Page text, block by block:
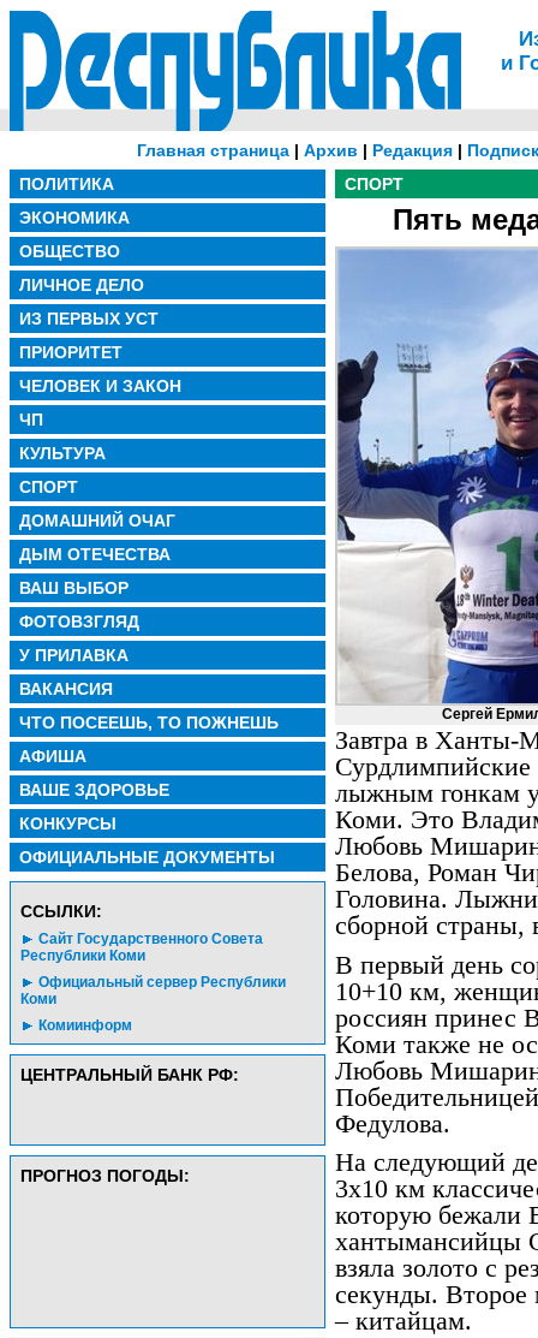
и
Главная страница| Архив | Редакция|
ПОЛИТИКА
ЭКОНОМИКА
ОБЩЕСТВО
ЛИЧНОЕ ДЕЛО
ИЗ ПЕРВЫХ УСТ
ПРИОРИТЕТ
ЧЕЛОВЕК И ЗАКОН
ЧП
КУЛЬТУРА
СПОРТ
ДОМАШНИЙ ОЧАГ
ДЫМ ОТЕЧЕСТВА
ВАШ ВЫБОР
ФОТОВЗГЛЯД
У ПРИЛАВКА
ВАКАНСИЯ
ЧТО ПОСЕЕШЬ, ТО ПОЖНЕШЬ
АФИША
ВАШЕ ЗДОРОВЬЕ
КОНКУРСЫ
ОФИЦИАЛЬНЫЕ ДОКУМЕНТЫ
CСЫЛКИ:
Сайт Государственного Совета
Республики Коми
Официальный сервер Республики
Коми
Комиинформ
ЦЕНТРАЛЬНЫЙ БАНК РФ:
ПРОГНОЗ ПОГОДЫ:
СПОРТ
Пять
Сергей
Завтра в Ханты-
Сурдлимпийские
лыжным гонкам
Коми. Это
Любовь
Белова, Роман
Головина.
сборной страны,
В первый день
10+10 км,
россиян принес
Коми также не
Любовь
Федулова.
На следующий
3x10 км
которую бежали
хантымансийцы
взяла золото с
секунды. Второе
– китайцам.